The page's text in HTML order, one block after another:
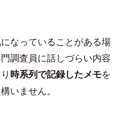
なっていることがある場
調査員に話しづらい内容
時系列で記録したメモを
いません。